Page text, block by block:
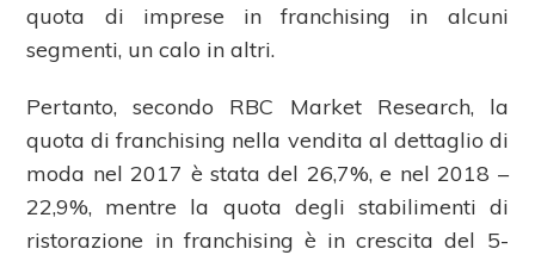
quota di imprese in franchising in alcuni
segmenti, un calo in altri.
Pertanto, secondo RBC Market Research, la
quota di franchising nella vendita al dettaglio di
moda nel 2017 è stata del 26,7%, e nel 2018 –
22,9%, mentre la quota degli stabilimenti di
ristorazione in franchising è in crescita del 5-